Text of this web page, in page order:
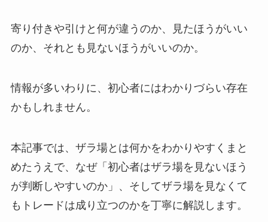
寄り付きや引けと何が違うのか、見たほうがいい
のか、それとも見ないほうがいいのか。
情報が多いわりに、初心者にはわかりづらい存在
かもしれません。
本記事では、ザラ場とは何かをわかりやすくまと
めたうえで、なぜ「初心者はザラ場を見ないほう
が判断しやすいのか」、そしてザラ場を見なくて
もトレードは成り立つのかを丁寧に解説します。